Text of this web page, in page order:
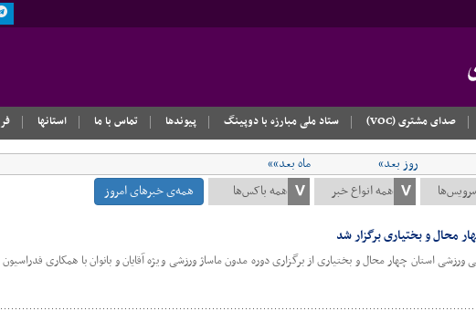
صدای مشتری (VOC)
ستاد ملی مبارزه با دوپینگ پیوندها تماس با ما استانها
روز بعد»
ماه بعد»»
همه‌ی خبرهای امروز
محال و بختیاری برگزار شد
استان چهار محال و بختیاری از برگزاری دوره مدون ماساژ ورزشی ویژه آقایان و بانوان با همکاری